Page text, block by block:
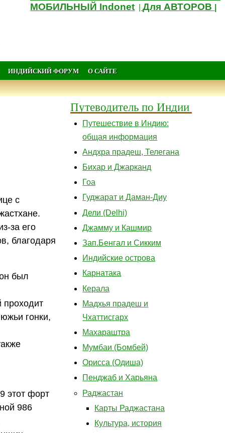
МОБИЛЬНЫЙ Indonet |Для АВТОРОВ
ИНДИЙСКИЙ ФОРУМ О САЙТЕ
с
за его
благодаря
был
гонки,
этот форт
986
Путеводитель по Индии
Путешествие в Индию:
общая информация
Андхра прадеш, Телегана
Бихар и Джарканд
Гоа
Гуджарат и Даман-Диу
Дели (Delhi)
Джамму и Кашмир
Зап.Бенгал и Сикким
Индийские острова
Карнатака
Керала
Мадхья прадеш и
Чхаттисгарх
Махараштра
Мумбаи (Бомбей)
Орисса (Одиша)
Пенджаб и Харьяна
Раджастан
Карты Раджастана
Культура, история